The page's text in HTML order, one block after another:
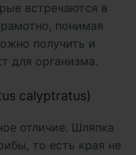
встречаются в
понимая
получить и
для организма.
calyptratus)
отличие. Шляпка
то есть края не